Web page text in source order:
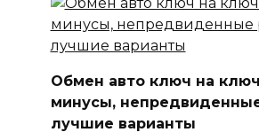
Обмен авто ключ на
минусы,
лучшие варианты